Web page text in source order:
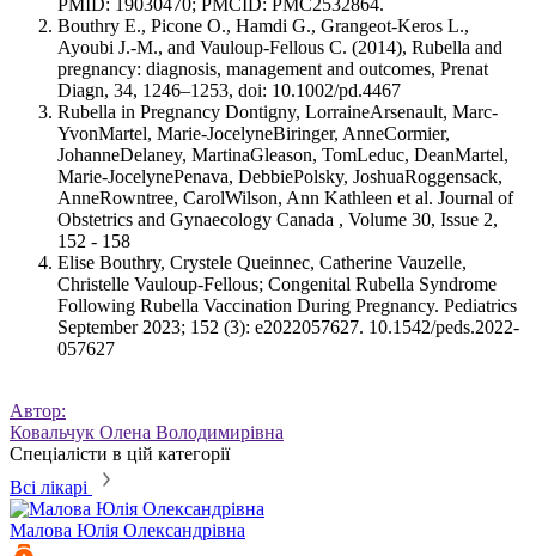
PMID: 19030470; PMCID: PMC2532864.
Bouthry E., Picone O., Hamdi G., Grangeot-Keros L.,
Ayoubi J.-M., and Vauloup-Fellous C. (2014), Rubella and
pregnancy: diagnosis, management and outcomes, Prenat
Diagn, 34, 1246–1253, doi: 10.1002/pd.4467
Rubella in Pregnancy Dontigny, LorraineArsenault, Marc-
YvonMartel, Marie-JocelyneBiringer, AnneCormier,
JohanneDelaney, MartinaGleason, TomLeduc, DeanMartel,
Marie-JocelynePenava, DebbiePolsky, JoshuaRoggensack,
AnneRowntree, CarolWilson, Ann Kathleen et al. Journal of
Obstetrics and Gynaecology Canada , Volume 30, Issue 2,
152 - 158
Elise Bouthry, Crystele Queinnec, Catherine Vauzelle,
Christelle Vauloup-Fellous; Congenital Rubella Syndrome
Following Rubella Vaccination During Pregnancy. Pediatrics
September 2023; 152 (3): e2022057627. 10.1542/peds.2022-
057627
Автор:
Ковальчук Олена Володимирівна
Спеціалісти в цій категорії
Всі лікарі
Малова Юлія Олександрівна